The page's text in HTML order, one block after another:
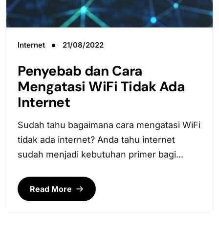
Internet 21/08/2022
Penyebab dan Cara
Mengatasi WiFi Tidak Ada
Internet
Sudah tahu bagaimana cara mengatasi WiFi
tidak ada internet? Anda tahu internet
sudah menjadi kebutuhan primer bagi...
Read More